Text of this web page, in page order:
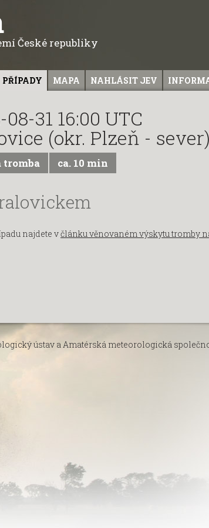
České republiky
PŘÍPADY MAPA NAHLÁSIT JEV
08-31 16:00 UTC
(okr. Plzeň - sever)
tromba ca. 10 min
najdete včlánku věnovaném výskytu tromby
ústav aAmatérská meteorologická